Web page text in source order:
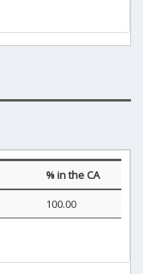
% in the CA
100.00